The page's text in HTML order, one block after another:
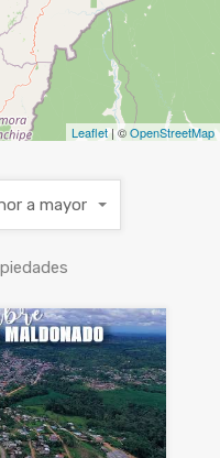
Leaflet | ©OpenStreetMap
a mayor